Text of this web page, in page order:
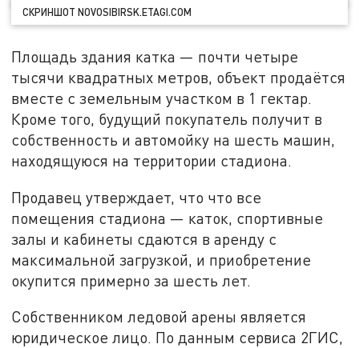
СКРИНШОТ NOVOSIBIRSK.ETAGI.COM
Площадь здания катка — почти четыре
тысячи квадратных метров, объект продаётся
вместе с земельным участком в 1 гектар.
Кроме того, будущий покупатель получит в
собственность и автомойку на шесть машин,
находящуюся на территории стадиона.
Продавец утверждает, что что все
помещения стадиона — каток, спортивные
залы и кабинеты сдаются в аренду с
максимальной загрузкой, и приобретение
окупится примерно за шесть лет.
Собственником ледовой арены является
юридическое лицо. По данным сервиса 2ГИС,